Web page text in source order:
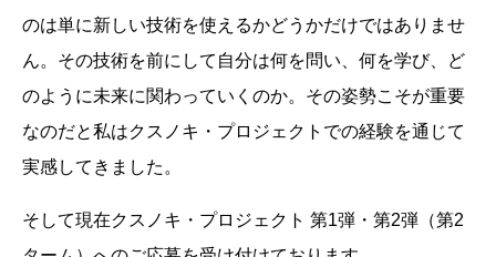
のは単に新しい技術を使えるかどうかだけではありませ
ん。その技術を前にして自分は何を問い、何を学び、ど
のように未来に関わっていくのか。その姿勢こそが重要
なのだと私はクスノキ・プロジェクトでの経験を通じて
実感してきました。
そして現在クスノキ・プロジェクト 第1弾・第2弾（第2